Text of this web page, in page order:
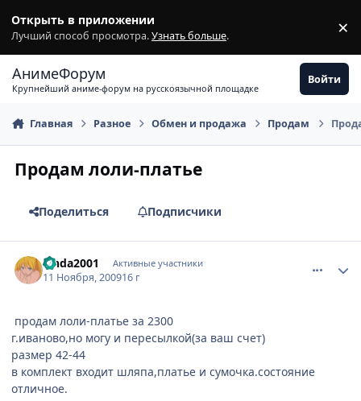
Открыть в приложении
Лучший способ просмотра.Узнать больше. ×
АнимеФорум
Крупнейший аниме-форум на русскоязычной площадке
Войти
Главная Разное Обмен и продажа Продам
Продам лоли-платье
Поделиться Подписчики
Linda2001 Активные участники
11 Ноября, 200916 г
продам лоли-платье за 2300
г.иваново,но могу и пересылкой(за ваш счет)
размер 42-44
в комплект входит шляпа,платье и сумочка.состояние
отличное.